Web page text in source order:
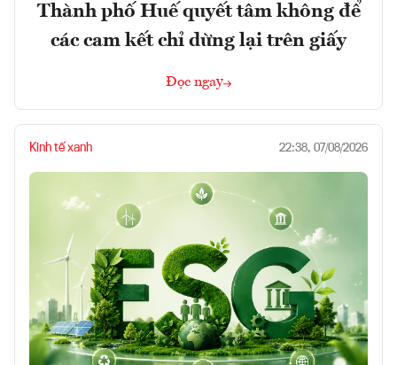
Thành phố Huế quyết tâm không để
các cam kết chỉ dừng lại trên giấy
Đọc ngay
Kinh tế xanh 22:38, 07/08/2026